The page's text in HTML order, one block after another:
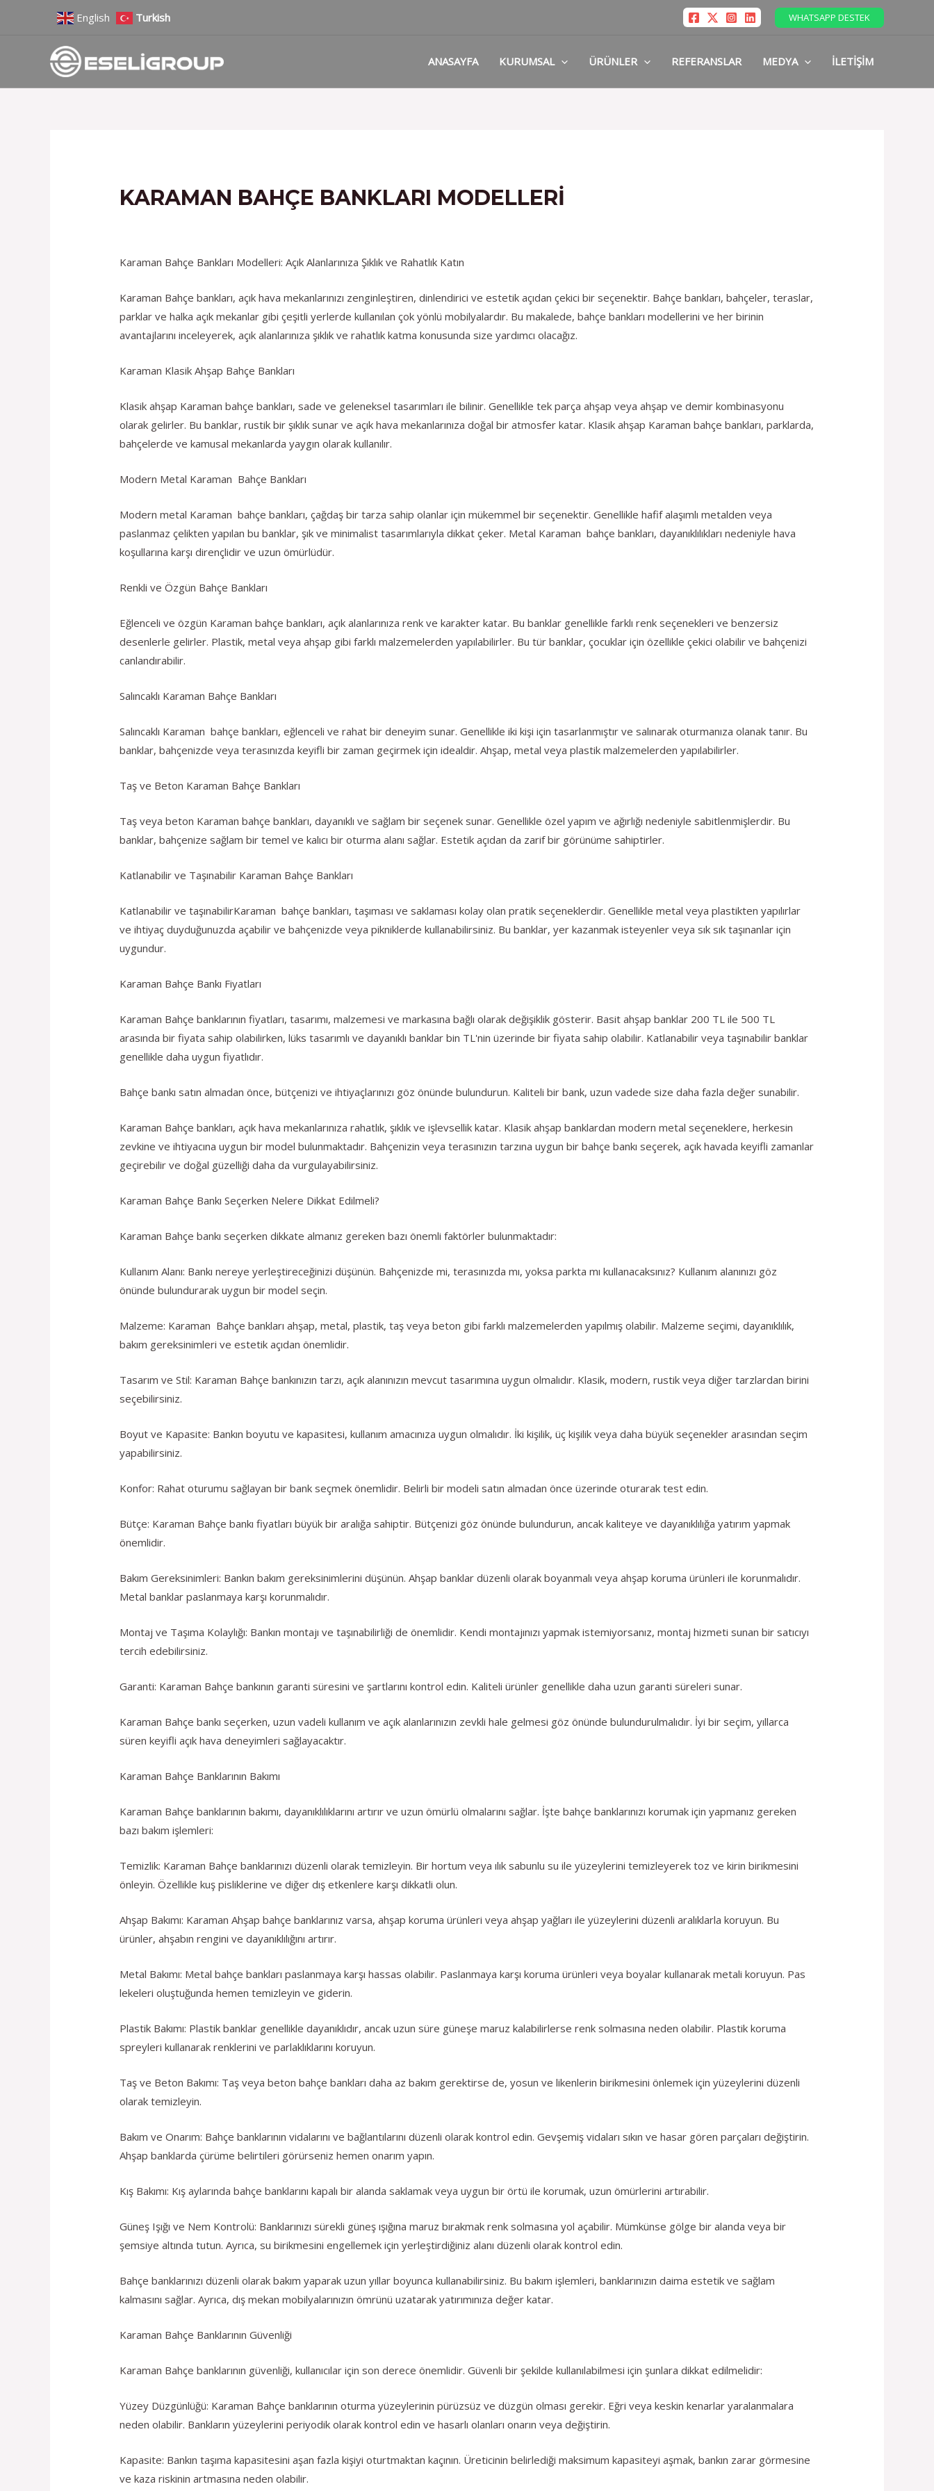
English Turkish WHATSAPP DESTEK
ANASAYFA KURUMSAL ÜRÜNLER REFERANSLAR MEDYA İLETIŞIM
KARAMAN BAHÇE BANKLARI MODELLERI
Karaman Bahçe Bankları Modelleri: Açık Alanlarınıza Şıklık ve Rahatlık Katın
Karaman Bahçe bankları, açık hava mekanlarınızı zenginleştiren, dinlendirici ve estetik açıdan çekici bir seçenektir. Bahçe bankları, bahçeler, teraslar,
parklar ve halka açık mekanlar gibi çeşitli yerlerde kullanılan çok yönlü mobilyalardır. Bu makalede, bahçe bankları modellerini ve her birinin
avantajlarını inceleyerek, açık alanlarınıza şıklık ve rahatlık katma konusunda size yardımcı olacağız.
Karaman Klasik Ahşap Bahçe Bankları
Klasik ahşap Karaman bahçe bankları, sade ve geleneksel tasarımları ile bilinir. Genellikle tek parça ahşap veya ahşap ve demir kombinasyonu
olarak gelirler. Bu banklar, rustik bir şıklık sunar ve açık hava mekanlarınıza doğal bir atmosfer katar. Klasik ahşap Karaman bahçe bankları, parklarda,
bahçelerde ve kamusal mekanlarda yaygın olarak kullanılır.
Modern Metal Karaman Bahçe Bankları
Modern metal Karaman bahçe bankları, çağdaş bir tarza sahip olanlar için mükemmel bir seçenektir. Genellikle hafif alaşımlı metalden veya
paslanmaz çelikten yapılan bu banklar, şık ve minimalist tasarımlarıyla dikkat çeker. Metal Karaman bahçe bankları, dayanıklılıkları nedeniyle hava
koşullarına karşı dirençlidir ve uzun ömürlüdür.
Renkli ve Özgün Bahçe Bankları
Eğlenceli ve özgün Karaman bahçe bankları, açık alanlarınıza renk ve karakter katar. Bu banklar genellikle farklı renk seçenekleri ve benzersiz
desenlerle gelirler. Plastik, metal veya ahşap gibi farklı malzemelerden yapılabilirler. Bu tür banklar, çocuklar için özellikle çekici olabilir ve bahçenizi
canlandırabilir.
Salıncaklı Karaman Bahçe Bankları
Salıncaklı Karaman bahçe bankları, eğlenceli ve rahat bir deneyim sunar. Genellikle iki kişi için tasarlanmıştır ve salınarak oturmanıza olanak tanır. Bu
banklar, bahçenizde veya terasınızda keyifli bir zaman geçirmek için idealdir. Ahşap, metal veya plastik malzemelerden yapılabilirler.
Taş ve Beton Karaman Bahçe Bankları
Taş veya beton Karaman bahçe bankları, dayanıklı ve sağlam bir seçenek sunar. Genellikle özel yapım ve ağırlığı nedeniyle sabitlenmişlerdir. Bu
banklar, bahçenize sağlam bir temel ve kalıcı bir oturma alanı sağlar. Estetik açıdan da zarif bir görünüme sahiptirler.
Katlanabilir ve Taşınabilir Karaman Bahçe Bankları
Katlanabilir ve taşınabilirKaraman bahçe bankları, taşıması ve saklaması kolay olan pratik seçeneklerdir. Genellikle metal veya plastikten yapılırlar
ve ihtiyaç duyduğunuzda açabilir ve bahçenizde veya pikniklerde kullanabilirsiniz. Bu banklar, yer kazanmak isteyenler veya sık sık taşınanlar için
uygundur.
Karaman Bahçe Bankı Fiyatları
Karaman Bahçe banklarının fiyatları, tasarımı, malzemesi ve markasına bağlı olarak değişiklik gösterir. Basit ahşap banklar 200 TL ile 500 TL
arasında bir fiyata sahip olabilirken, lüks tasarımlı ve dayanıklı banklar bin TL'nin üzerinde bir fiyata sahip olabilir. Katlanabilir veya taşınabilir banklar
genellikle daha uygun fiyatlıdır.
Bahçe bankı satın almadan önce, bütçenizi ve ihtiyaçlarınızı göz önünde bulundurun. Kaliteli bir bank, uzun vadede size daha fazla değer sunabilir.
Karaman Bahçe bankları, açık hava mekanlarınıza rahatlık, şıklık ve işlevsellik katar. Klasik ahşap banklardan modern metal seçeneklere, herkesin
zevkine ve ihtiyacına uygun bir model bulunmaktadır. Bahçenizin veya terasınızın tarzına uygun bir bahçe bankı seçerek, açık havada keyifli zamanlar
geçirebilir ve doğal güzelliği daha da vurgulayabilirsiniz.
Karaman Bahçe Bankı Seçerken Nelere Dikkat Edilmeli?
Karaman Bahçe bankı seçerken dikkate almanız gereken bazı önemli faktörler bulunmaktadır:
Kullanım Alanı: Bankı nereye yerleştireceğinizi düşünün. Bahçenizde mi, terasınızda mı, yoksa parkta mı kullanacaksınız? Kullanım alanınızı göz
önünde bulundurarak uygun bir model seçin.
Malzeme: Karaman Bahçe bankları ahşap, metal, plastik, taş veya beton gibi farklı malzemelerden yapılmış olabilir. Malzeme seçimi, dayanıklılık,
bakım gereksinimleri ve estetik açıdan önemlidir.
Tasarım ve Stil: Karaman Bahçe bankınızın tarzı, açık alanınızın mevcut tasarımına uygun olmalıdır. Klasik, modern, rustik veya diğer tarzlardan birini
seçebilirsiniz.
Boyut ve Kapasite: Bankın boyutu ve kapasitesi, kullanım amacınıza uygun olmalıdır. İki kişilik, üç kişilik veya daha büyük seçenekler arasından seçim
yapabilirsiniz.
Konfor: Rahat oturumu sağlayan bir bank seçmek önemlidir. Belirli bir modeli satın almadan önce üzerinde oturarak test edin.
Bütçe: Karaman Bahçe bankı fiyatları büyük bir aralığa sahiptir. Bütçenizi göz önünde bulundurun, ancak kaliteye ve dayanıklılığa yatırım yapmak
önemlidir.
Bakım Gereksinimleri: Bankın bakım gereksinimlerini düşünün. Ahşap banklar düzenli olarak boyanmalı veya ahşap koruma ürünleri ile korunmalıdır.
Metal banklar paslanmaya karşı korunmalıdır.
Montaj ve Taşıma Kolaylığı: Bankın montajı ve taşınabilirliği de önemlidir. Kendi montajınızı yapmak istemiyorsanız, montaj hizmeti sunan bir satıcıyı
tercih edebilirsiniz.
Garanti: Karaman Bahçe bankının garanti süresini ve şartlarını kontrol edin. Kaliteli ürünler genellikle daha uzun garanti süreleri sunar.
Karaman Bahçe bankı seçerken, uzun vadeli kullanım ve açık alanlarınızın zevkli hale gelmesi göz önünde bulundurulmalıdır. İyi bir seçim, yıllarca
süren keyifli açık hava deneyimleri sağlayacaktır.
Karaman Bahçe Banklarının Bakımı
Karaman Bahçe banklarının bakımı, dayanıklılıklarını artırır ve uzun ömürlü olmalarını sağlar. İşte bahçe banklarınızı korumak için yapmanız gereken
bazı bakım işlemleri:
Temizlik: Karaman Bahçe banklarınızı düzenli olarak temizleyin. Bir hortum veya ılık sabunlu su ile yüzeylerini temizleyerek toz ve kirin birikmesini
önleyin. Özellikle kuş pisliklerine ve diğer dış etkenlere karşı dikkatli olun.
Ahşap Bakımı: Karaman Ahşap bahçe banklarınız varsa, ahşap koruma ürünleri veya ahşap yağları ile yüzeylerini düzenli aralıklarla koruyun. Bu
ürünler, ahşabın rengini ve dayanıklılığını artırır.
Metal Bakımı: Metal bahçe bankları paslanmaya karşı hassas olabilir. Paslanmaya karşı koruma ürünleri veya boyalar kullanarak metali koruyun. Pas
lekeleri oluştuğunda hemen temizleyin ve giderin.
Plastik Bakımı: Plastik banklar genellikle dayanıklıdır, ancak uzun süre güneşe maruz kalabilirlerse renk solmasına neden olabilir. Plastik koruma
spreyleri kullanarak renklerini ve parlaklıklarını koruyun.
Taş ve Beton Bakımı: Taş veya beton bahçe bankları daha az bakım gerektirse de, yosun ve likenlerin birikmesini önlemek için yüzeylerini düzenli
olarak temizleyin.
Bakım ve Onarım: Bahçe banklarının vidalarını ve bağlantılarını düzenli olarak kontrol edin. Gevşemiş vidaları sıkın ve hasar gören parçaları değiştirin.
Ahşap banklarda çürüme belirtileri görürseniz hemen onarım yapın.
Kış Bakımı: Kış aylarında bahçe banklarını kapalı bir alanda saklamak veya uygun bir örtü ile korumak, uzun ömürlerini artırabilir.
Güneş Işığı ve Nem Kontrolü: Banklarınızı sürekli güneş ışığına maruz bırakmak renk solmasına yol açabilir. Mümkünse gölge bir alanda veya bir
şemsiye altında tutun. Ayrıca, su birikmesini engellemek için yerleştirdiğiniz alanı düzenli olarak kontrol edin.
Bahçe banklarınızı düzenli olarak bakım yaparak uzun yıllar boyunca kullanabilirsiniz. Bu bakım işlemleri, banklarınızın daima estetik ve sağlam
kalmasını sağlar. Ayrıca, dış mekan mobilyalarınızın ömrünü uzatarak yatırımınıza değer katar.
Karaman Bahçe Banklarının Güvenliği
Karaman Bahçe banklarının güvenliği, kullanıcılar için son derece önemlidir. Güvenli bir şekilde kullanılabilmesi için şunlara dikkat edilmelidir:
Yüzey Düzgünlüğü: Karaman Bahçe banklarının oturma yüzeylerinin pürüzsüz ve düzgün olması gerekir. Eğri veya keskin kenarlar yaralanmalara
neden olabilir. Bankların yüzeylerini periyodik olarak kontrol edin ve hasarlı olanları onarın veya değiştirin.
Kapasite: Bankın taşıma kapasitesini aşan fazla kişiyi oturtmaktan kaçının. Üreticinin belirlediği maksimum kapasiteyi aşmak, bankın zarar görmesine
ve kaza riskinin artmasına neden olabilir.
gezinmesi